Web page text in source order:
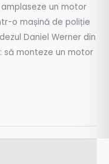
un motor
o mașină de poliție
Daniel Werner din
să monteze un motor